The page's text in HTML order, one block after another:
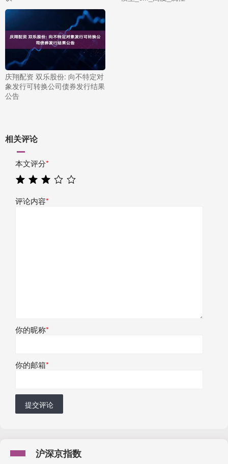
庆翔配资 双乐股份: 向不特定对
象发行可转换公司债券发行结果
公告
相关评论
本文评分*
评论内容*
你的昵称*
你的邮箱*
提交评论
沪深京指数